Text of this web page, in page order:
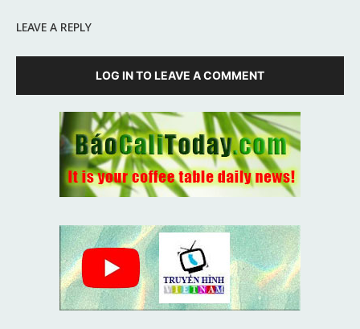
LEAVE A REPLY
LOG IN TO LEAVE A COMMENT